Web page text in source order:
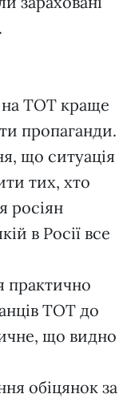
на ТОТ краще
пропаганди.
що ситуація
тих, хто
росіян
в Росії все
практично
ТОТ до
що видно
обіцянок за